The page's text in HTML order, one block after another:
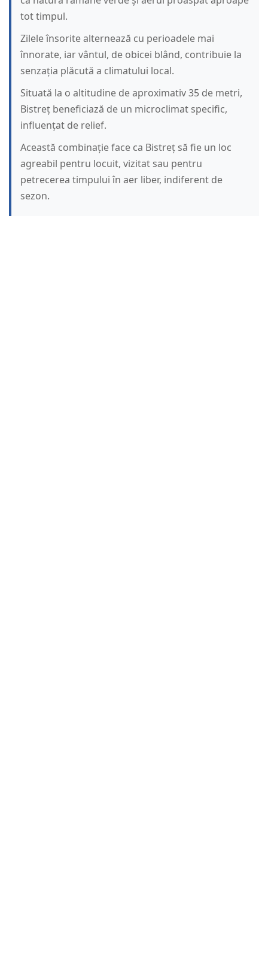
tot timpul.
Zilele însorite alternează cu perioadele mai
înnorate, iar vântul, de obicei blând, contribuie la
senzația plăcută a climatului local.
Situată la o altitudine de aproximativ 35 de metri,
Bistreț beneficiază de un microclimat specific,
influențat de relief.
Această combinație face ca Bistreț să fie un loc
agreabil pentru locuit, vizitat sau pentru
petrecerea timpului în aer liber, indiferent de
sezon.